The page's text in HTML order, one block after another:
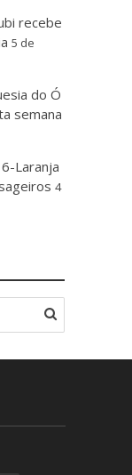
recebe
5 de
do Ó
semana
Laranja
4